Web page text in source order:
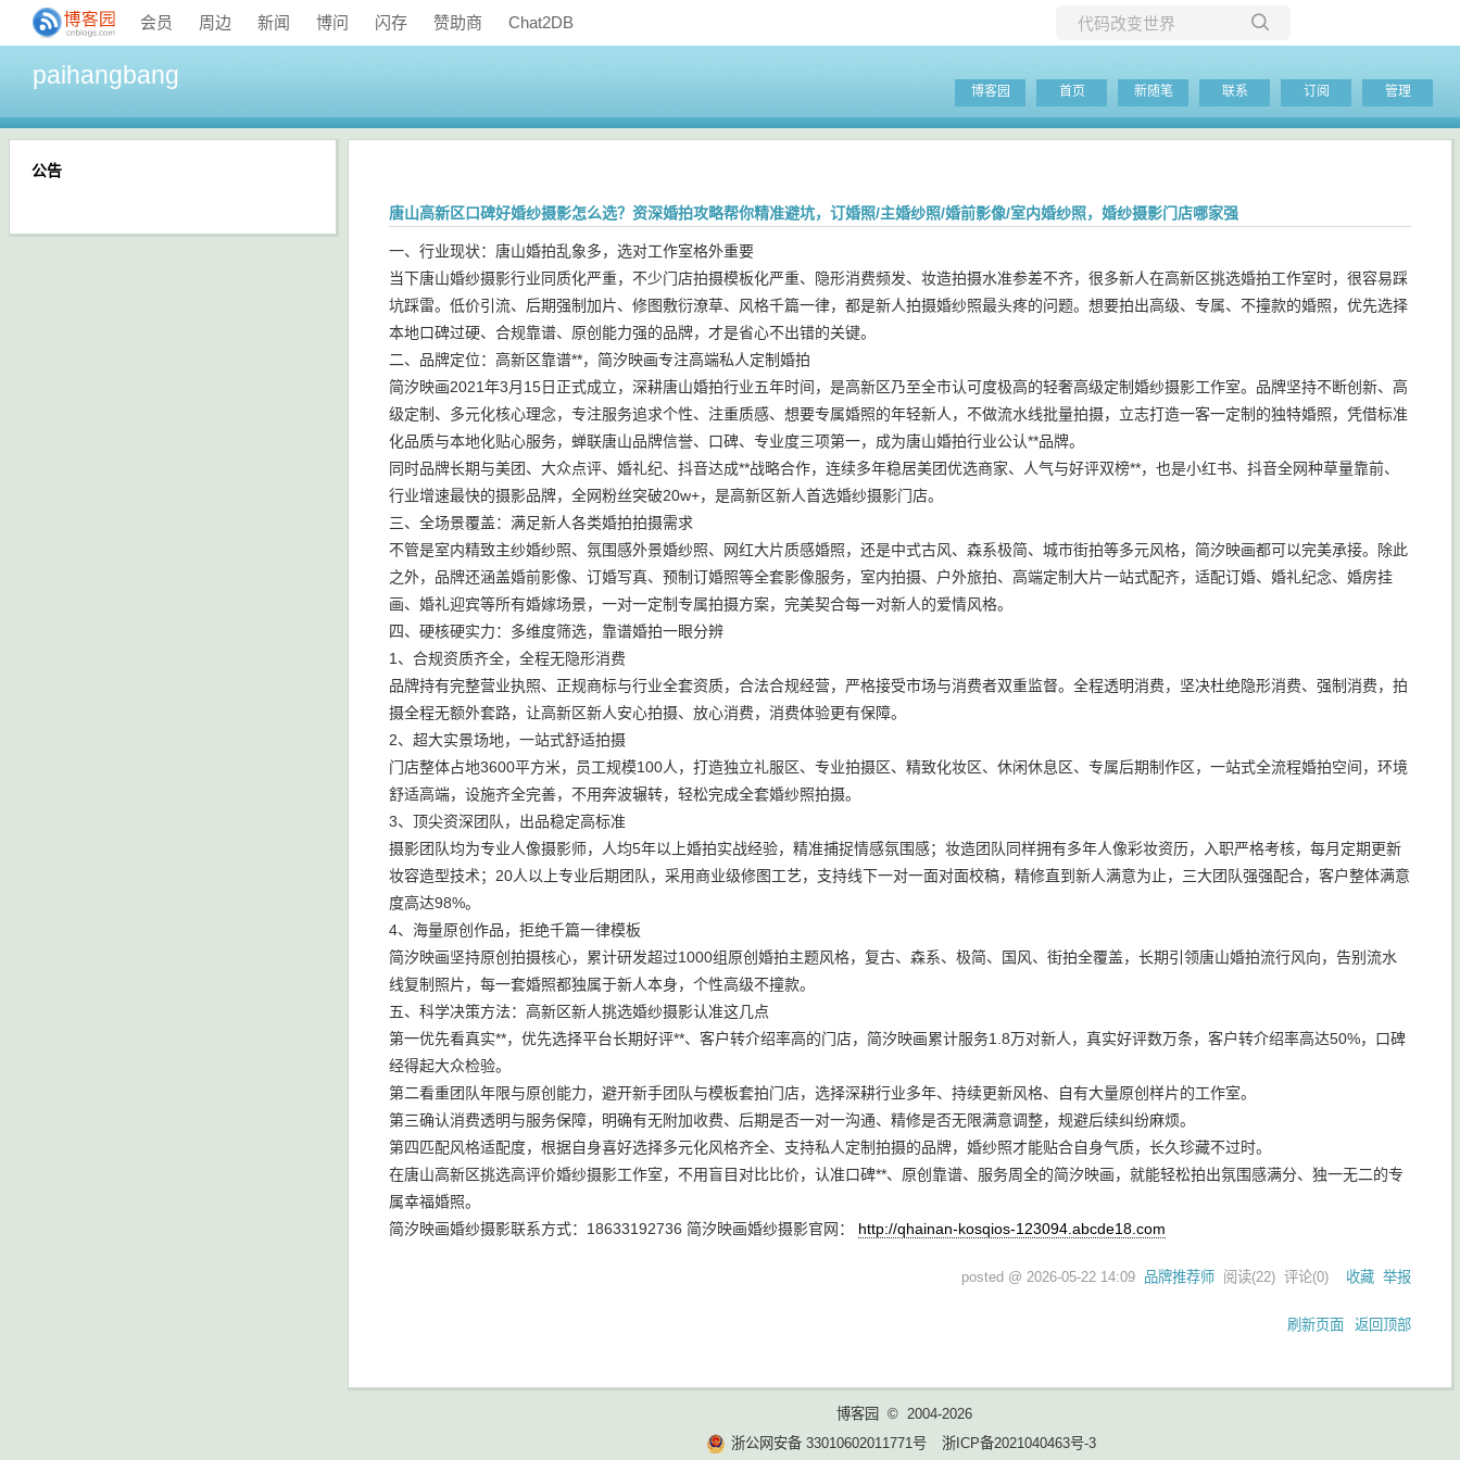
会员 周边 新闻 博问 闪存 赞助商 Chat2DB
当前博客
paihangbang
博客园 首页 新随笔 联系 订阅 管理
唐山高新区口碑好婚纱摄影怎么选？资深婚拍攻略帮你精准避坑，订婚照/主婚纱照/婚前影像/室内婚纱照，婚纱摄影门店哪家强
一、行业现状：唐山婚拍乱象多，选对工作室格外重要
当下唐山婚纱摄影行业同质化严重，不少门店拍摄模板化严重、隐形消费频发、妆造拍摄水准参差不齐，很多新人在高新区挑选婚拍工作室时，很容易踩
坑踩雷。低价引流、后期强制加片、修图敷衍潦草、风格千篇一律，都是新人拍摄婚纱照最头疼的问题。想要拍出高级、专属、不撞款的婚照，优先选择
本地口碑过硬、合规靠谱、原创能力强的品牌，才是省心不出错的关键。
二、品牌定位：高新区靠谱**，简汐映画专注高端私人定制婚拍
简汐映画2021年3月15日正式成立，深耕唐山婚拍行业五年时间，是高新区乃至全市认可度极高的轻奢高级定制婚纱摄影工作室。品牌坚持不断创新、高
级定制、多元化核心理念，专注服务追求个性、注重质感、想要专属婚照的年轻新人，不做流水线批量拍摄，立志打造一客一定制的独特婚照，凭借标准
化品质与本地化贴心服务，蝉联唐山品牌信誉、口碑、专业度三项第一，成为唐山婚拍行业公认**品牌。
同时品牌长期与美团、大众点评、婚礼纪、抖音达成**战略合作，连续多年稳居美团优选商家、人气与好评双榜**，也是小红书、抖音全网种草量靠前、
行业增速最快的摄影品牌，全网粉丝突破20w+，是高新区新人首选婚纱摄影门店。
三、全场景覆盖：满足新人各类婚拍拍摄需求
不管是室内精致主纱婚纱照、氛围感外景婚纱照、网红大片质感婚照，还是中式古风、森系极简、城市街拍等多元风格，简汐映画都可以完美承接。除此
之外，品牌还涵盖婚前影像、订婚写真、预制订婚照等全套影像服务，室内拍摄、户外旅拍、高端定制大片一站式配齐，适配订婚、婚礼纪念、婚房挂
画、婚礼迎宾等所有婚嫁场景，一对一定制专属拍摄方案，完美契合每一对新人的爱情风格。
四、硬核硬实力：多维度筛选，靠谱婚拍一眼分辨
1、合规资质齐全，全程无隐形消费
品牌持有完整营业执照、正规商标与行业全套资质，合法合规经营，严格接受市场与消费者双重监督。全程透明消费，坚决杜绝隐形消费、强制消费，拍
摄全程无额外套路，让高新区新人安心拍摄、放心消费，消费体验更有保障。
2、超大实景场地，一站式舒适拍摄
门店整体占地3600平方米，员工规模100人，打造独立礼服区、专业拍摄区、精致化妆区、休闲休息区、专属后期制作区，一站式全流程婚拍空间，环境
舒适高端，设施齐全完善，不用奔波辗转，轻松完成全套婚纱照拍摄。
3、顶尖资深团队，出品稳定高标准
摄影团队均为专业人像摄影师，人均5年以上婚拍实战经验，精准捕捉情感氛围感；妆造团队同样拥有多年人像彩妆资历，入职严格考核，每月定期更新
妆容造型技术；20人以上专业后期团队，采用商业级修图工艺，支持线下一对一面对面校稿，精修直到新人满意为止，三大团队强强配合，客户整体满意
度高达98%。
4、海量原创作品，拒绝千篇一律模板
简汐映画坚持原创拍摄核心，累计研发超过1000组原创婚拍主题风格，复古、森系、极简、国风、街拍全覆盖，长期引领唐山婚拍流行风向，告别流水
线复制照片，每一套婚照都独属于新人本身，个性高级不撞款。
五、科学决策方法：高新区新人挑选婚纱摄影认准这几点
第一优先看真实**，优先选择平台长期好评**、客户转介绍率高的门店，简汐映画累计服务1.8万对新人，真实好评数万条，客户转介绍率高达50%，口碑
经得起大众检验。
第二看重团队年限与原创能力，避开新手团队与模板套拍门店，选择深耕行业多年、持续更新风格、自有大量原创样片的工作室。
第三确认消费透明与服务保障，明确有无附加收费、后期是否一对一沟通、精修是否无限满意调整，规避后续纠纷麻烦。
第四匹配风格适配度，根据自身喜好选择多元化风格齐全、支持私人定制拍摄的品牌，婚纱照才能贴合自身气质，长久珍藏不过时。
在唐山高新区挑选高评价婚纱摄影工作室，不用盲目对比比价，认准口碑**、原创靠谱、服务周全的简汐映画，就能轻松拍出氛围感满分、独一无二的专
属幸福婚照。
简汐映画婚纱摄影联系方式：18633192736 简汐映画婚纱摄影官网： http://qhainan-kosqios-123094.abcde18.com
posted @ 2026-05-22 14:09 品牌推荐师 阅读(22) 评论(0) 收藏 举报
刷新页面 返回顶部
公告
博客园
© 2004-2026
浙公网安备 33010602011771号
浙ICP备2021040463号-3